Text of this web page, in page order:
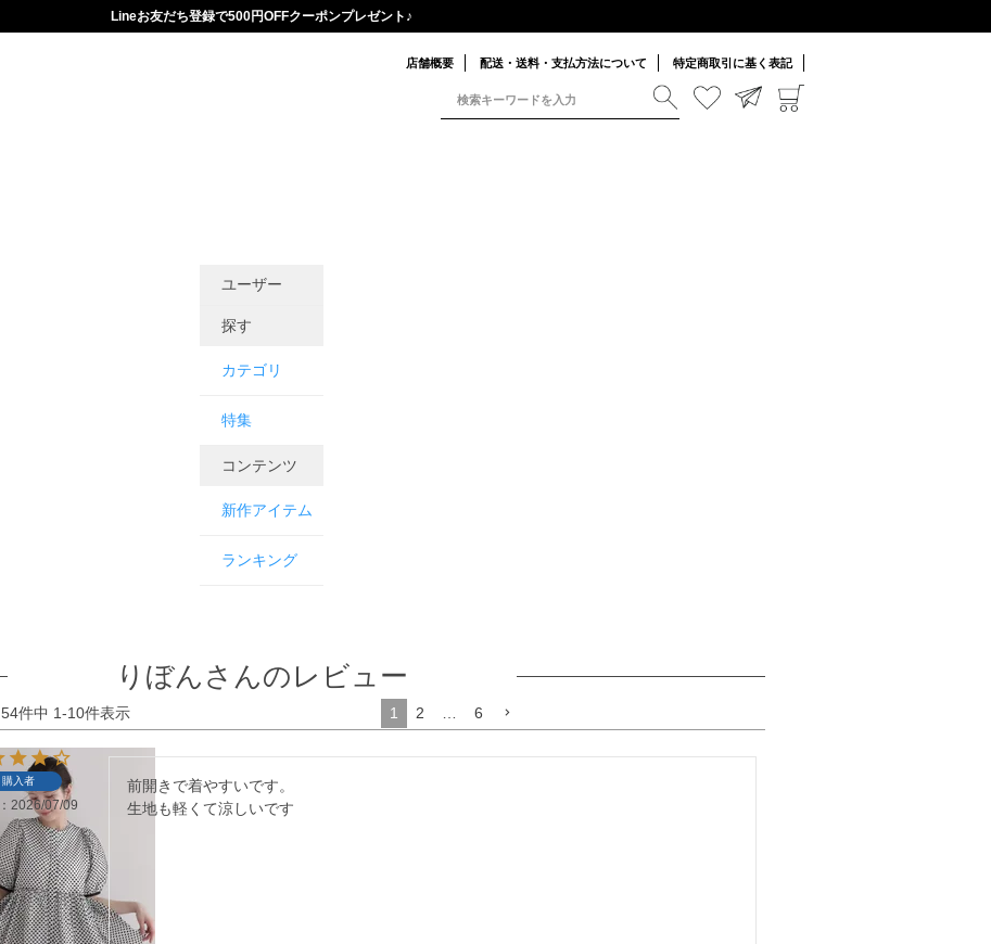
Lineお友だち登録で500円OFFクーポンプレゼント♪
店舗概要 配送・送料・支払方法について 特定商取引に基く表記
ユーザー
探す
カテゴリ
特集
コンテンツ
新作アイテム
ランキング
りぼんさんのレビュー
54件中 1-10件表示 1 2 6
購入者
2026/07/09
前開きで着やすいです。
生地も軽くて涼しいです